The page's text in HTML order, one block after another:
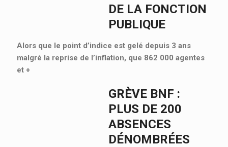
DE LA FONCTION
PUBLIQUE
Alors que le point d’indice est gelé depuis 3 ans
malgré la reprise de l’inflation, que 862 000 agentes
et +
GRÈVE BNF :
PLUS DE 200
ABSENCES
DÉNOMBRÉES